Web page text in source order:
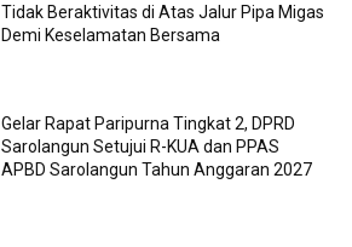
Tidak Beraktivitas di Atas Jalur Pipa Migas
Demi Keselamatan Bersama
Gelar Rapat Paripurna Tingkat 2, DPRD
Sarolangun Setujui R-KUA dan PPAS
APBD Sarolangun Tahun Anggaran 2027